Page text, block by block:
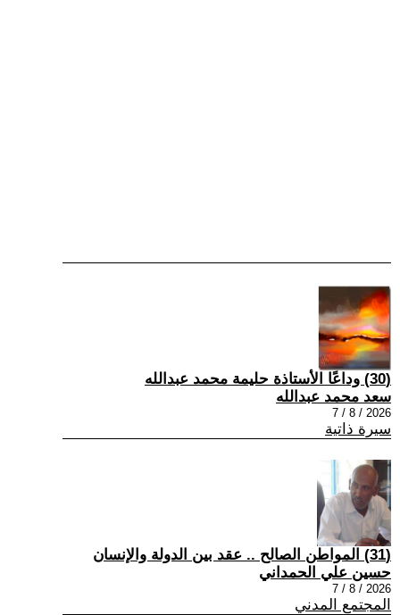
(30) وداعًا الأستاذة حليمة محمد عبدالله
سعد محمد عبدالله
2026 / 8 / 7
سيرة ذاتية
(31) المواطن الصالح .. عقد بين الدولة والإنسان
حسين علي الحمداني
2026 / 8 / 7
المجتمع المدني